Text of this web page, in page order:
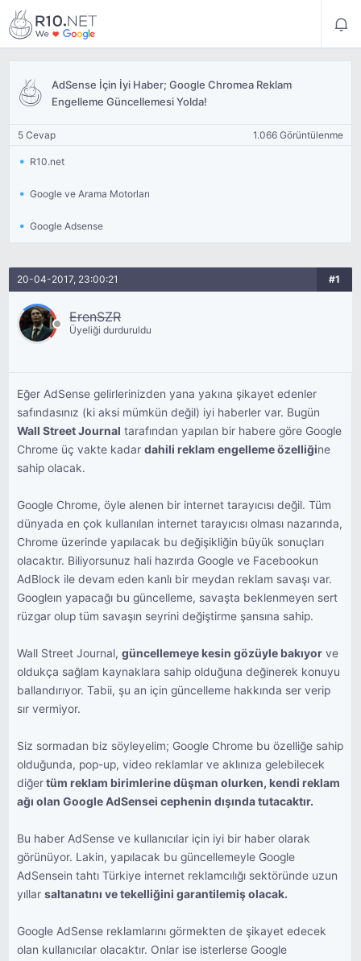
AdSense İçin İyi Haber; Google Chromea Reklam
Engelleme Güncellemesi Yolda!
5 Cevap 1.066 Görüntülenme
R10.net
Google ve Arama Motorları
Google Adsense
20-04-2017, 23:00:21 #1
ErenSZR
Üyeliği durduruldu
Eğer AdSense gelirlerinizden yana yakına şikayet edenler
safındasınız (ki aksi mümkün değil) iyi haberler var. Bugün
Wall Street Journal tarafından yapılan bir habere göre Google
Chrome üç vakte kadardahili reklam engelleme özelliğine
sahip olacak.
Google Chrome, öyle alenen bir internet tarayıcısı değil. Tüm
dünyada en çok kullanılan internet tarayıcısı olması nazarında,
Chrome üzerinde yapılacak bu değişikliğin büyük sonuçları
olacaktır. Biliyorsunuz hali hazırda Google ve Facebookun
AdBlock ile devam eden kanlı bir meydan reklam savaşı var.
Googleın yapacağı bu güncelleme, savaşta beklenmeyen sert
rüzgar olup tüm savaşın seyrini değiştirme şansına sahip.
Wall Street Journal,güncellemeye kesin gözüyle bakıyor ve
oldukça sağlam kaynaklara sahip olduğuna değinerek konuyu
ballandırıyor. Tabii, şu an için güncelleme hakkında ser verip
sır vermiyor.
Siz sormadan biz söyleyelim; Google Chrome bu özelliğe sahip
olduğunda, pop-up, video reklamlar ve aklınıza gelebilecek
diğertüm reklam birimlerine düşman olurken, kendi reklam
ağı olan Google AdSensei cephenin dışında tutacaktır.
Bu haber AdSense ve kullanıcılar için iyi bir haber olarak
görünüyor. Lakin, yapılacak bu güncellemeyle Google
AdSensein tahtı Türkiye internet reklamcılığı sektöründe uzun
yıllarsaltanatını ve tekelliğini garantilemiş olacak.
Google AdSense reklamlarını görmekten de şikayet edecek
olan kullanıcılar olacaktır. Onlar ise isterlerse Google